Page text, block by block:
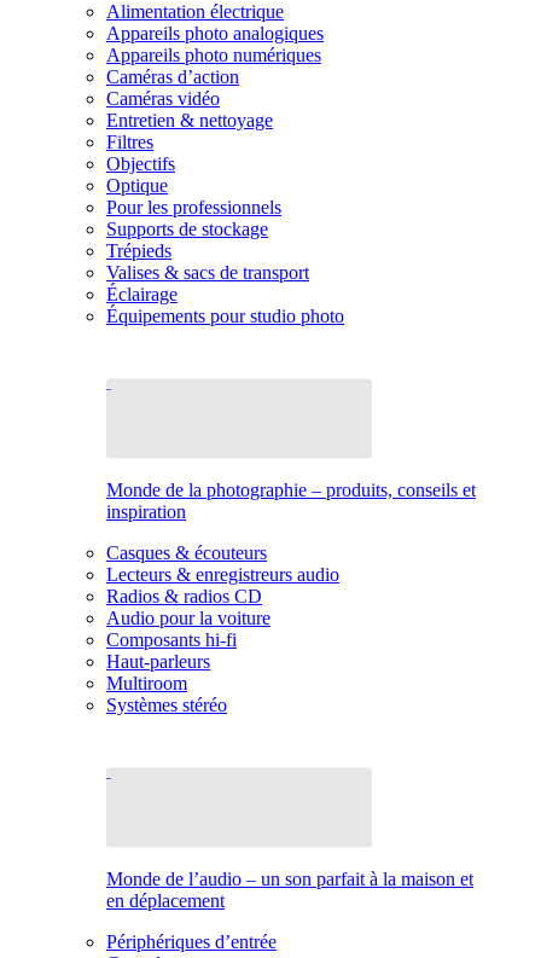
Alimentation électrique
Appareils photo analogiques
Appareils photo numériques
Caméras d’action
Caméras vidéo
Entretien & nettoyage
Filtres
Objectifs
Optique
Pour les professionnels
Supports de stockage
Trépieds
Valises & sacs de transport
Éclairage
Équipements pour studio photo
Monde de la photographie – produits, conseils et
inspiration
Casques & écouteurs
Lecteurs & enregistreurs audio
Radios & radios CD
Audio pour la voiture
Composants hi-fi
Haut-parleurs
Multiroom
Systèmes stéréo
Monde de l’audio – un son parfait à la maison et
en déplacement
Périphériques d’entrée